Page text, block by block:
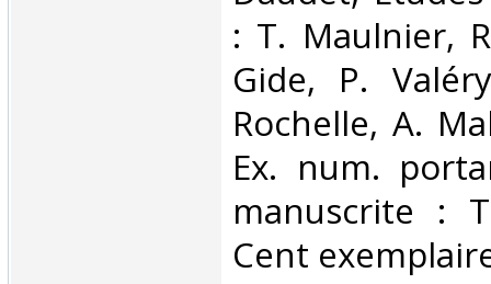
: T. Maulnier,
Gide, P.
Rochelle, A.
Ex. num.
manuscrite :
Cent